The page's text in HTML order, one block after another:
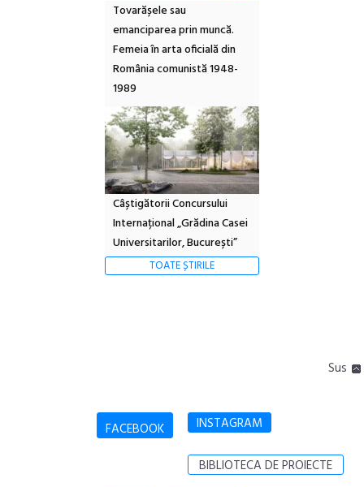
Tovarășele sau
emanciparea prin muncă.
Femeia în arta oficială din
România comunistă 1948-
1989
Câștigătorii Concursului
Internațional „Grădina Casei
Universitarilor, București”
TOATE ȘTIRILE
Sus
FACEBOOK INSTAGRAM
BIBLIOTECA DE PROIECTE